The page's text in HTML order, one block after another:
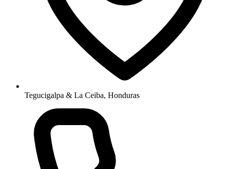
Tegucigalpa & La Ceiba, Honduras